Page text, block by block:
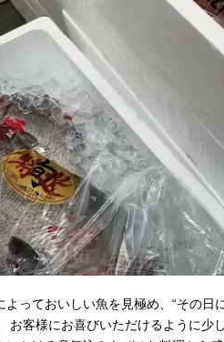
っておいしい魚を見極め、“その日
お客様にお喜びいただけるように少